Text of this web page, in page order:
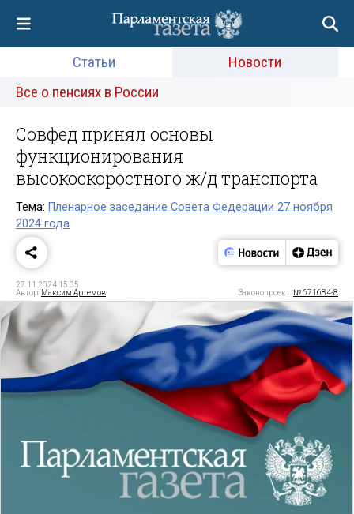
Статьи
Новости
Все о пенсиях в России
Совфед принял основы
функционирования
высокоскоростного ж/д транспорта
Тема: Пленарное заседание Совета Федерации 27 ноября
2024 года
27.11.2024 15:05
Автор: Максим Артемов Законопроект: № 671684-8